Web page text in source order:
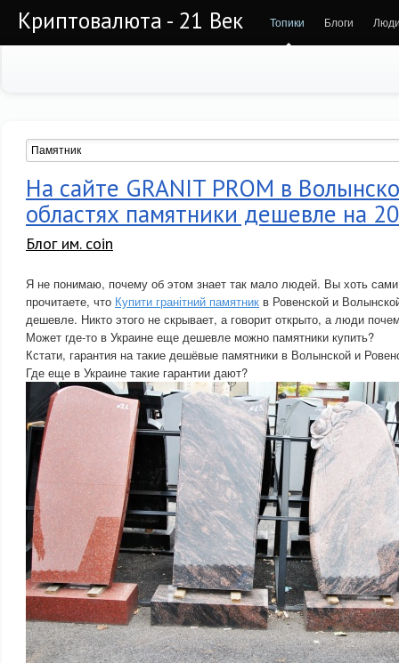
Криптовалюта - 21 Век Топики Блоги
На сайте GRANIT PROM в
областях памятники дешевле на
Блог им. coin
Я не понимаю, почему об этом знает так мало людей. Вы хоть
прочитаете, что Купити гранітний памятник в Ровенской и
дешевле. Никто этого не скрывает, а говорит открыто, а люди
Может где-то в Украине еще дешевле можно памятники купить?
Кстати, гарантия на такие дешёвые памятники в Волынской и
Где еще в Украине такие гарантии дают?